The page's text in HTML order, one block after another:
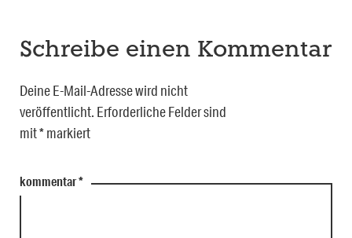
Schreibe einen Kommentar
Deine E-Mail-Adresse wird nicht
veröffentlicht. Erforderliche Felder sind
mit*markiert
kommentar*